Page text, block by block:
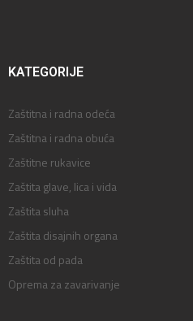
KATEGORIJE
Zaštitna i radna odeća
Zaštitna i radna obuća
Zaštitne rukavice
Zaštita glave, lica i vida
Zaštita sluha
Zaštita disajnih organa
Zaštita od pada
Oprema za zavarivanje